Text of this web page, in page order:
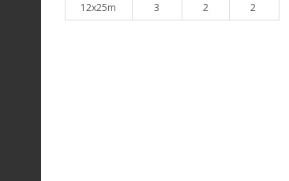
12x25m 3 2 2